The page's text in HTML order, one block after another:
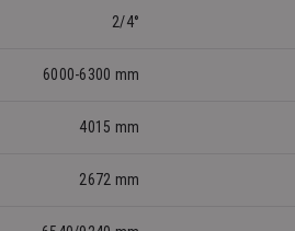
2/4°
6000-6300 mm
4015 mm
2672 mm